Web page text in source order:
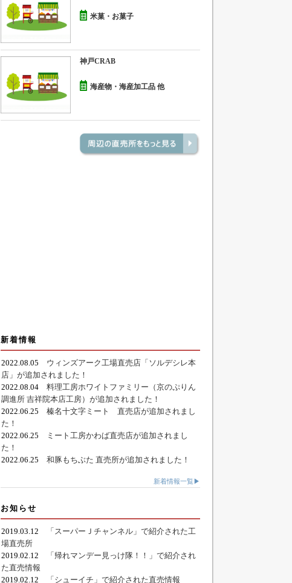
米菓・お菓子
神戸CRAB
海産物・海産加工品 他
新着情報
2022.08.05 ウィンズアーク工場直売店「ソルデシレ本
店」が追加されました！
2022.08.04 料理工房ホワイトファミリー（京のぷりん
調進所 吉祥院本店工房）が追加されました！
2022.06.25 榛名十文字ミート 直売店が追加されまし
た！
2022.06.25
ミート工房かわば直売店が追加されまし
た！
2022.06.25 和豚もちぶた 直売所が追加されました！
新着情報一覧▶
お知らせ
2019.03.12
「スーパーＪチャンネル」で紹介された工
場直売所
2019.02.12
「帰れマンデー見っけ隊！！」で紹介され
た直売情報
2019.02.12
「シューイチ」で紹介された直売情報